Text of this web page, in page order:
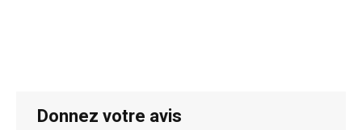
Donnez votre avis